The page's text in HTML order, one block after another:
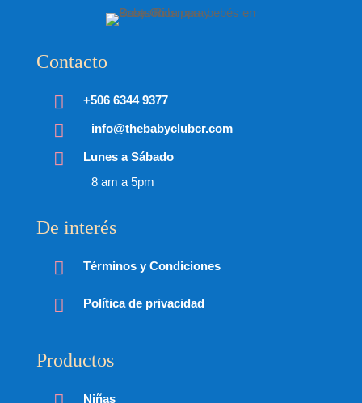
Contacto
 +506 6344 9377
 info@thebabyclubcr.com

Lunes a Sábado
8 am a 5pm
De interés
 Términos y Condiciones
 Política de privacidad
Productos
Niñas